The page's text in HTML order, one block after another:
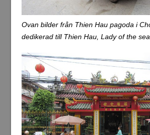
Ovan bilder från Thien Hau pagoda i
dedikerad till Thien Hau, Lady of the sea.